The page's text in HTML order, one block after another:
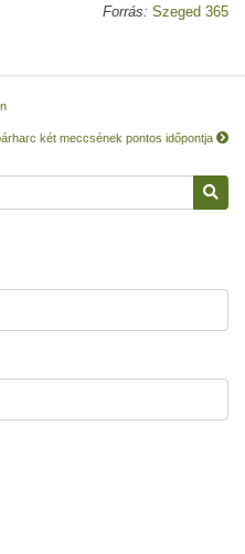
Forrás: Szeged 365
két meccsének pontos időpontja